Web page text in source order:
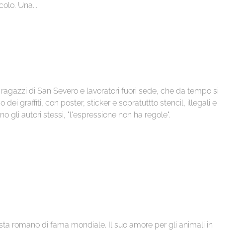
Una...
di San Severo e lavoratori fuori sede, che da tempo si
dei graffiti, con poster, sticker e sopratuttto stencil, illegali e
gli autori stessi, "l'espressione non ha regole".
romano di fama mondiale. Il suo amore per gli animali in